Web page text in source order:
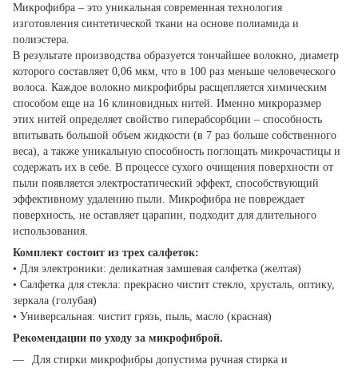
Микрофибра – это уникальная современная технология
изготовления синтетической ткани на основе полиамида и
полиэстера.
В результате производства образуется тончайшее волокно, диаметр
которого составляет 0,06 мкм, что в 100 раз меньше человеческого
волоса. Каждое волокно микрофибры расщепляется химическим
способом еще на 16 клиновидных нитей. Именно микроразмер
этих нитей определяет свойство гиперабсорбции – способность
впитывать большой объем жидкости (в 7 раз больше собственного
веса), а также уникальную способность поглощать микрочастицы и
содержать их в себе. В процессе сухого очищения поверхности от
пыли появляется электростатический эффект, способствующий
эффективному удалению пыли. Микрофибра не повреждает
поверхность, не оставляет царапин, подходит для длительного
использования.
Комплект состоит из трех салфеток:
• Для электроники: деликатная замшевая салфетка (желтая)
• Салфетка для стекла: прекрасно чистит стекло, хрусталь, оптику,
зеркала (голубая)
• Универсальная: чистит грязь, пыль, масло (красная)
Рекомендации по уходу за микрофиброй.
Для стирки микрофибры допустима ручная стирка и